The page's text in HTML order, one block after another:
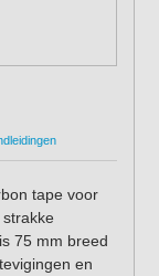
tape voor
75 mm breed
en